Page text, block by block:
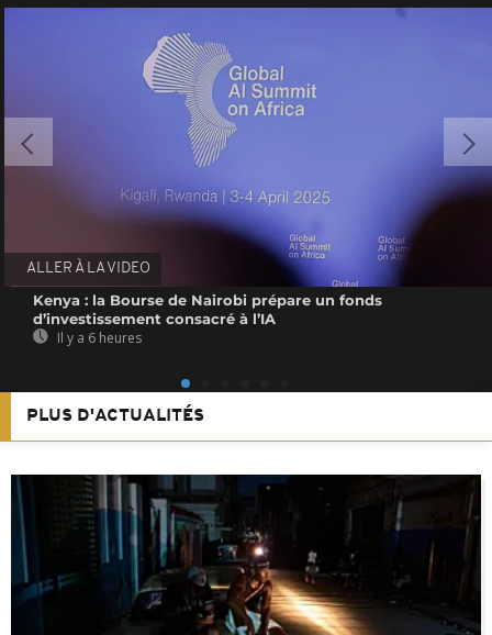
ALLER À LA VIDEO
Kenya : la Bourse de Nairobi prépare un fonds
d’investissement consacré à l’IA
Il y a 6 heures
PLUS D'ACTUALITÉS